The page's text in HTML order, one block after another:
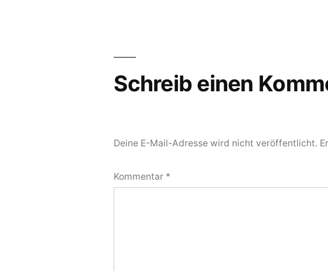
Schreib einen
Deine E-Mail-Adresse wird nicht veröffentlicht.
Kommentar *